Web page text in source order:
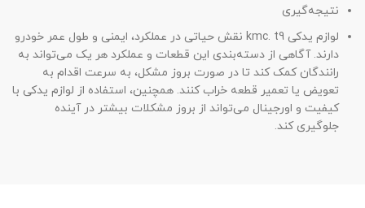
نتیجه‌گیری
لوازم یدکی kmc. t9 نقش حیاتی در عملکرد، ایمنی و طول عمر خودرو
دارند. آگاهی از دسته‌بندی این قطعات و عملکرد هر یک می‌تواند به
رانندگان کمک کند تا در صورت بروز مشکل، به سرعت اقدام به
تعویض یا تعمیر قطعه خراب کنند. همچنین، استفاده از لوازم یدکی با
کیفیت و اورجینال می‌تواند از بروز مشکلات بیشتر در آینده
جلوگیری کند.